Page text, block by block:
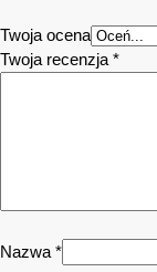
Twoja ocena
Twoja recenzja *
Nazwa *